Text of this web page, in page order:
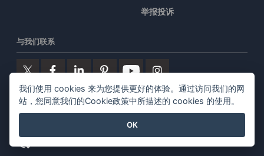
举报投诉
与我们联系
Visual Paradigm在线
我们使用 cookies 来为您提供更好的体验。通过访问我们的网
站，您同意我们的Cookie政策中所描述的 cookies 的使用。
OK